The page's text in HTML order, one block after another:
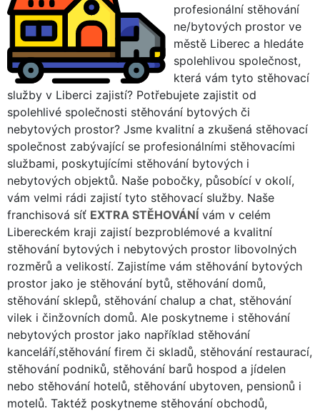
profesionální stěhování
ne/bytových prostor ve
městě Liberec a hledáte
spolehlivou společnost,
která vám tyto stěhovací
služby v Liberci zajistí? Potřebujete zajistit od
spolehlivé společnosti stěhování bytových či
nebytových prostor? Jsme kvalitní a zkušená stěhovací
společnost zabývající se profesionálními stěhovacími
službami, poskytujícími stěhování bytových i
nebytových objektů. Naše pobočky, působící v okolí,
vám velmi rádi zajistí tyto stěhovací služby. Naše
franchisová síť EXTRA STĚHOVÁNÍ vám v celém
Libereckém kraji zajistí bezproblémové a kvalitní
stěhování bytových i nebytových prostor libovolných
rozměrů a velikostí. Zajistíme vám stěhování bytových
prostor jako je stěhování bytů, stěhování domů,
stěhování sklepů, stěhování chalup a chat, stěhování
vilek i činžovních domů. Ale poskytneme i stěhování
nebytových prostor jako například stěhování
kanceláří,stěhování firem či skladů, stěhování restaurací,
stěhování podniků, stěhování barů hospod a jídelen
nebo stěhování hotelů, stěhování ubytoven, pensionů i
motelů. Taktéž poskytneme stěhování obchodů,